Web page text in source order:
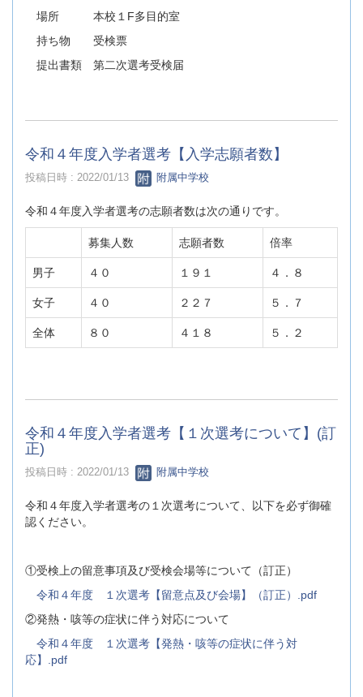
場所 本校１F多目的室
持ち物 受検票
提出書類 第二次選考受検届
令和４年度入学者選考【入学志願者数】
投稿日時 : 2022/01/13 附属中学校
令和４年度入学者選考の志願者数は次の通りです。
募集人数 志願者数 倍率
男子 ４０ １９１ ４．８
女子 ４０ ２２７ ５．７
全体 ８０ ４１８ ５．２
令和４年度入学者選考【１次選考について】(訂
正)
投稿日時 : 2022/01/13 附属中学校
令和４年度入学者選考の１次選考について、以下を必ず御確
認ください。
①受検上の留意事項及び受検会場等について（訂正）
令和４年度 １次選考【留意点及び会場】（訂正）.pdf
②発熱・咳等の症状に伴う対応について
令和４年度 １次選考【発熱・咳等の症状に伴う対
応】.pdf